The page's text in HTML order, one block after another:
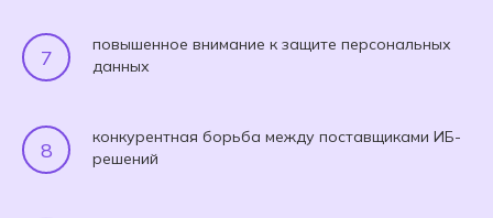
повышенное внимание к защите персональных
данных
конкурентная борьба между поставщиками ИБ-
решений